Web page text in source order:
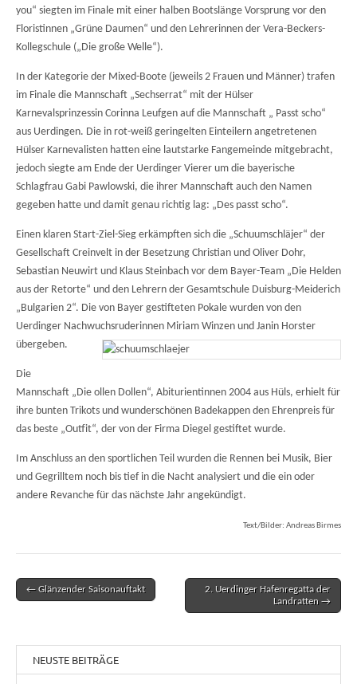
you“ siegten im Finale mit einer halben Bootslänge Vorsprung vor den
Floristinnen „Grüne Daumen“ und den Lehrerinnen der Vera-Beckers-
Kollegschule („Die große Welle“).
In der Kategorie der Mixed-Boote (jeweils 2 Frauen und Männer) trafen
im Finale die Mannschaft „Sechserrat“ mit der Hülser
Karnevalsprinzessin Corinna Leufgen auf die Mannschaft „ Passt scho“
aus Uerdingen. Die in rot-weiß geringelten Einteilern angetretenen
Hülser Karnevalisten hatten eine lautstarke Fangemeinde mitgebracht,
jedoch siegte am Ende der Uerdinger Vierer um die bayerische
Schlagfrau Gabi Pawlowski, die ihrer Mannschaft auch den Namen
gegeben hatte und damit genau richtig lag: „Des passt scho“.
Einen klaren Start-Ziel-Sieg erkämpften sich die „Schuumschläjer“ der
Gesellschaft Creinvelt in der Besetzung Christian und Oliver Dohr,
Sebastian Neuwirt und Klaus Steinbach vor dem Bayer-Team „Die Helden
aus der Retorte“ und den Lehrern der Gesamtschule Duisburg-Meiderich
„Bulgarien 2“. Die von Bayer gestifteten Pokale wurden von den
Uerdinger Nachwuchsruderinnen Miriam Winzen und Janin Horster
übergeben.
Die
Mannschaft „Die ollen Dollen“, Abiturientinnen 2004 aus Hüls, erhielt für
ihre bunten Trikots und wunderschönen Badekappen den Ehrenpreis für
das beste „Outfit“, der von der Firma Diegel gestiftet wurde.
Im Anschluss an den sportlichen Teil wurden die Rennen bei Musik, Bier
und Gegrilltem noch bis tief in die Nacht analysiert und die ein oder
andere Revanche für das nächste Jahr angekündigt.
Text/Bilder: Andreas Birmes
Post navigation
← Glänzender Saisonauftakt
2. Uerdinger Hafenregatta der
Landratten →
NEUSTE BEITRÄGE